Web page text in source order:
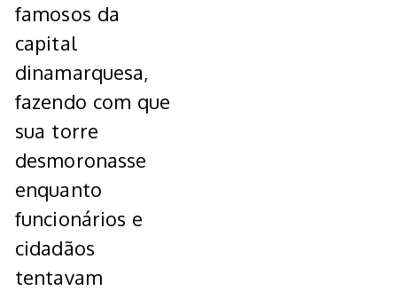
famosos da
capital
dinamarquesa,
fazendo com que
sua torre
desmoronasse
enquanto
funcionários e
cidadãos
tentavam